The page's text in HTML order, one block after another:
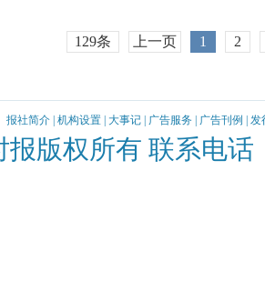
129条 上一页 1 2
报社简介 机构设置 大事记 广告服务 广告刊例 发
报版权所有 联系电话